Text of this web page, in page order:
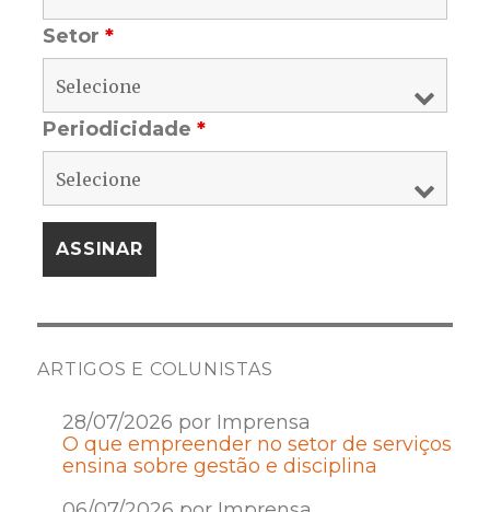
Setor*
Periodicidade*
ARTIGOS E COLUNISTAS
28/07/2026 por Imprensa
O que empreender no setor de serviços
ensina sobre gestão e disciplina